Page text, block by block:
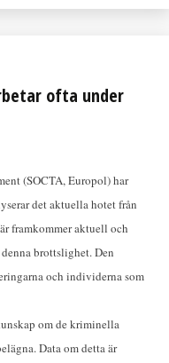
ofta under
(SOCTA, Europol) har
det aktuella hotet från
framkommer aktuell och
brottslighet. Den
och individerna som
om de kriminella
Data om detta är